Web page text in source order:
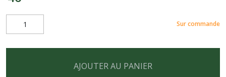
Sur commande
AJOUTER AU PANIER